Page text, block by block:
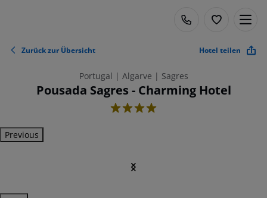
Zurück zur Übersicht Hotel teilen
Portugal | Algarve | Sagres
Pousada Sagres - Charming Hotel
4
Previous